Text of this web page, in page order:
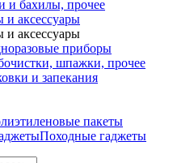
и бахилы, прочее
аксессуары
аксессуары
приборы
шпажки, прочее
и запекания
пакеты
Походные гаджеты